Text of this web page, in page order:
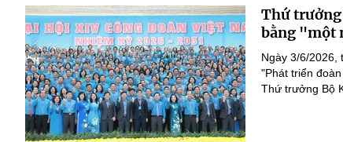
Thứ trưởng
bằng "một
Ngày 3/6/2026,
"Phát triển
Thứ trưởng Bộ